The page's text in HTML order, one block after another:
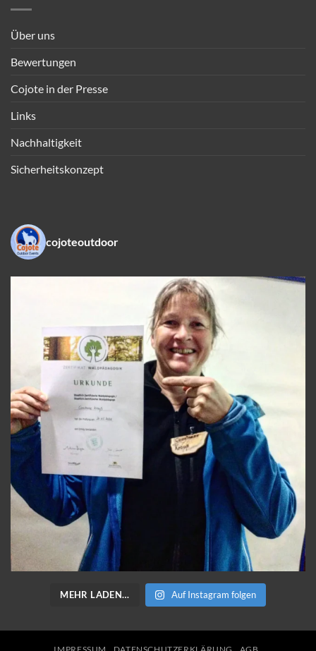
Über uns
Bewertungen
Cojote in der Presse
Links
Nachhaltigkeit
Sicherheitskonzept
cojoteoutdoor
MEHR LADEN… Auf Instagram folgen